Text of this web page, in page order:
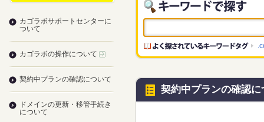
契約中プランの確認に
カゴラボサポートセンターに
ついて
カゴラボの操作について
契約中プランの確認について
ドメインの更新・移管手続き
について